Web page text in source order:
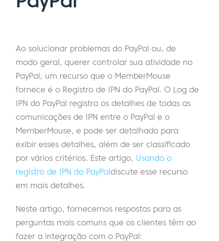
Ao solucionar problemas do PayPal ou, de
modo geral, querer controlar sua atividade no
PayPal, um recurso que o MemberMouse
fornece é o Registro de IPN do PayPal. O Log de
IPN do PayPal registra os detalhes de todas as
comunicações de IPN entre o PayPal e o
MemberMouse, e pode ser detalhado para
exibir esses detalhes, além de ser classificado
por vários critérios. Este artigo, Usando o
registro de IPN do PayPaldiscute esse recurso
em mais detalhes.
Neste artigo, fornecemos respostas para as
perguntas mais comuns que os clientes têm ao
fazer a integração com o PayPal: